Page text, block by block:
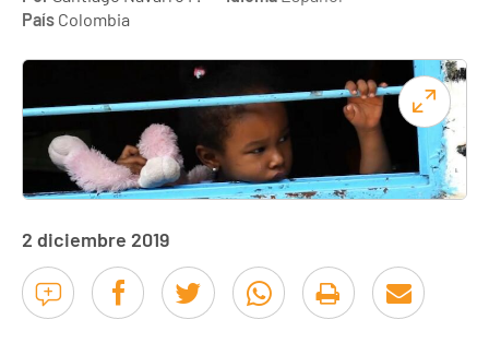
País Colombia
2 diciembre 2019